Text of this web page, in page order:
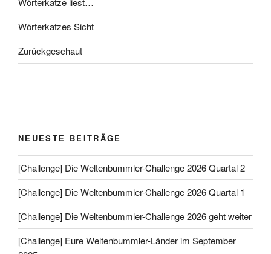
Wörterkatzes Sicht
Zurückgeschaut
NEUESTE BEITRÄGE
[Challenge] Die Weltenbummler-Challenge 2026 Quartal 2
[Challenge] Die Weltenbummler-Challenge 2026 Quartal 1
[Challenge] Die Weltenbummler-Challenge 2026 geht weiter
[Challenge] Eure Weltenbummler-Länder im September